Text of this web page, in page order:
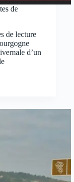
de
de lecture
d’un